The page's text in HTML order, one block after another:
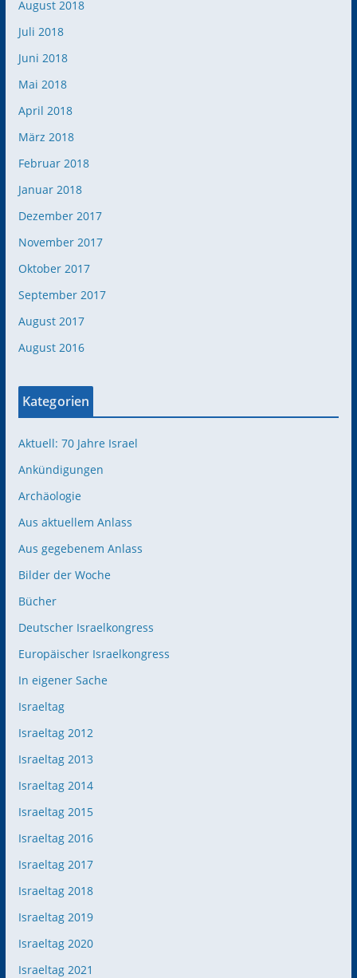
August 2018
Juli 2018
Juni 2018
Mai 2018
April 2018
März 2018
Februar 2018
Januar 2018
Dezember 2017
November 2017
Oktober 2017
September 2017
August 2017
August 2016
Kategorien
Aktuell: 70 Jahre Israel
Ankündigungen
Archäologie
Aus aktuellem Anlass
Aus gegebenem Anlass
Bilder der Woche
Bücher
Deutscher Israelkongress
Europäischer Israelkongress
In eigener Sache
Israeltag
Israeltag 2012
Israeltag 2013
Israeltag 2014
Israeltag 2015
Israeltag 2016
Israeltag 2017
Israeltag 2018
Israeltag 2019
Israeltag 2020
Israeltag 2021